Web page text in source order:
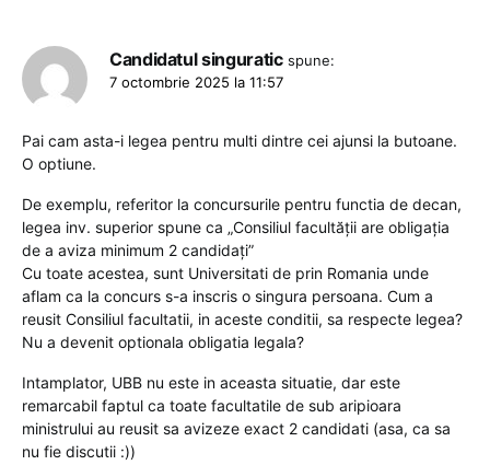
Candidatul singuratic spune:
7 octombrie 2025 la 11:57
Pai cam asta-i legea pentru multi dintre cei ajunsi la butoane.
O optiune.
De exemplu, referitor la concursurile pentru functia de decan,
legea inv. superior spune ca „Consiliul facultăţii are obligaţia
de a aviza minimum 2 candidaţi”
Cu toate acestea, sunt Universitati de prin Romania unde
aflam ca la concurs s-a inscris o singura persoana. Cum a
reusit Consiliul facultatii, in aceste conditii, sa respecte legea?
Nu a devenit optionala obligatia legala?
Intamplator, UBB nu este in aceasta situatie, dar este
remarcabil faptul ca toate facultatile de sub aripioara
ministrului au reusit sa avizeze exact 2 candidati (asa, ca sa
nu fie discutii :))